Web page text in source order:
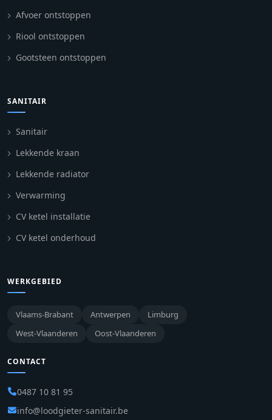
Afvoer ontstoppen
Riool ontstoppen
Gootsteen ontstoppen
SANITAIR
Sanitair
Lekkende kraan
Lekkende radiator
Verwarming
CV ketel installatie
CV ketel onderhoud
WERKGEBIED
Vlaams-Brabant Antwerpen
Limburg
West-Vlaanderen
Oost-Vlaanderen
CONTACT
0487 10 81 95
info@loodgieter-sanitair.be